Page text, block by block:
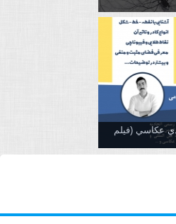
عكاسي (فیلم